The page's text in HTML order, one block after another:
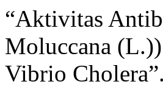
“Aktivitas
Moluccana
Vibrio Cholera”.